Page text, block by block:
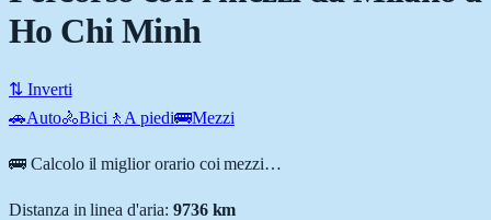
Ho Chi Minh
⇅ Inverti
🚗Auto🚴Bici 🚶 A piedi🚌Mezzi
🚌 Calcolo il miglior orario coi mezzi…
Distanza in linea d'aria: 9736km